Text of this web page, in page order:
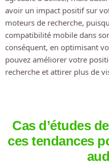
avoir un impact positif sur
moteurs de recherche,
compatibilité mobile dans
conséquent, en optimisant
pouvez améliorer votre
recherche et attirer plus de
Cas d’études
ces tendances